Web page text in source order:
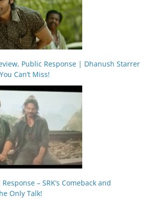
Public Response | Dhanush Starrer
Can’t Miss!
– SRK’s Comeback and
Only Talk!